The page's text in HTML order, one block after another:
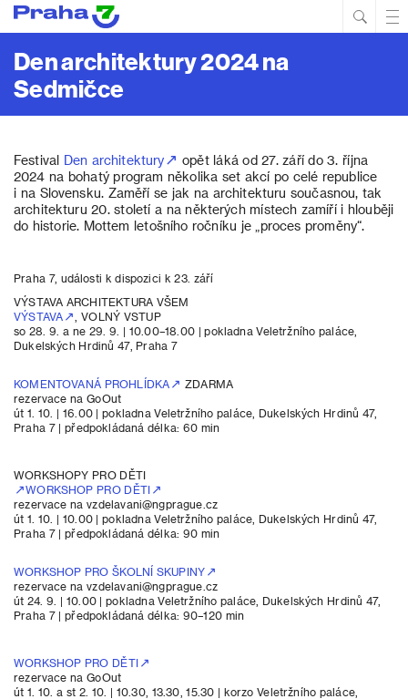
Den architektury 2024 na
Sedmičce
Festival Den architektury
opět láká od 27. září do 3. října
2024 na bohatý program několika set akcí po celé republice
i na Slovensku. Zaměří se jak na architekturu současnou, tak
architekturu 20. století a na některých místech zamíří i hlouběji
do historie. Mottem letošního ročníku je „proces proměny“.
Praha 7, události k dispozici k 23. září
VÝSTAVA ARCHITEKTURA VŠEM
VÝSTAVA
, VOLNÝ VSTUP
so 28. 9. a ne 29. 9. | 10.00–18.00 | pokladna Veletržního paláce,
Dukelských Hrdinů 47, Praha 7
KOMENTOVANÁ PROHLÍDKA
ZDARMA
rezervace na GoOut
út 1. 10. | 16.00 | pokladna Veletržního paláce, Dukelských Hrdinů 47,
Praha 7 | předpokládaná délka: 60 min
WORKSHOPY PRO DĚTI
WORKSHOP PRO DĚTI
rezervace na vzdelavani@ngprague.cz
út 1. 10. | 10.00 | pokladna Veletržního paláce, Dukelských Hrdinů 47,
Praha 7 | předpokládaná délka: 90 min
WORKSHOP PRO ŠKOLNÍ SKUPINY
rezervace na vzdelavani@ngprague.cz
út 24. 9. | 10.00 | pokladna Veletržního paláce, Dukelských Hrdinů 47,
Praha 7 | předpokládaná délka: 90–120 min
WORKSHOP PRO DĚTI
rezervace na GoOut
út 1. 10. a st 2. 10. | 10.30, 13.30, 15.30 | korzo Veletržního paláce,